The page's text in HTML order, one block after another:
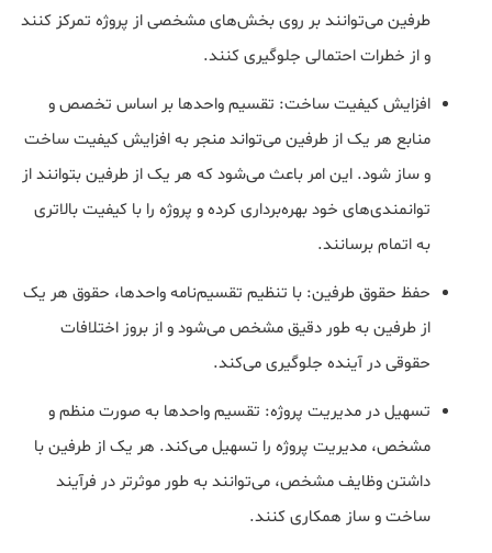
طرفین می‌توانند بر روی بخش‌های مشخصی از پروژه تمرکز کنند
و از خطرات احتمالی جلوگیری کنند.
افزایش کیفیت ساخت: تقسیم واحدها بر اساس تخصص و
منابع هر یک از طرفین می‌تواند منجر به افزایش کیفیت ساخت
و ساز شود. این امر باعث می‌شود که هر یک از طرفین بتوانند از
توانمندی‌های خود بهره‌برداری کرده و پروژه را با کیفیت بالاتری
به اتمام برسانند.
حفظ حقوق طرفین: با تنظیم تقسیم‌نامه واحدها، حقوق هر یک
از طرفین به طور دقیق مشخص می‌شود و از بروز اختلافات
حقوقی در آینده جلوگیری می‌کند.
تسهیل در مدیریت پروژه: تقسیم واحدها به صورت منظم و
مشخص، مدیریت پروژه را تسهیل می‌کند. هر یک از طرفین با
داشتن وظایف مشخص، می‌توانند به طور موثرتر در فرآیند
ساخت و ساز همکاری کنند.